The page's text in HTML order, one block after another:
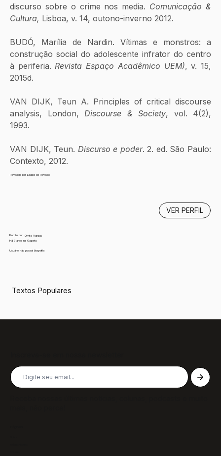
discurso sobre o crime nos media. Comunicação &
Cultura, Lisboa, v. 14, outono-inverno 2012.
BUDÓ, Marília de Nardin. Vítimas e monstros: a
construção social do adolescente infrator do centro
à periferia. Revista Espaço Acadêmico UEM), v. 15,
2015d.
VAN DIJK, Teun A. Principles of critical discourse
analysis, London, Discourse & Society, vol. 4(2),
1993.
VAN DIJK, Teun. Discurso e poder. 2. ed. São Paulo:
Contexto, 2012.
Revisado por Equipe de Revisão
Escrito por
Ornito Vargas
Há 7 anos na Gazeta
Usuário não possui biografia
VER PERFIL
Textos Populares